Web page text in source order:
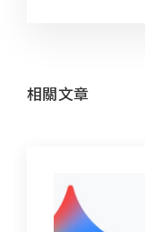
相關文章